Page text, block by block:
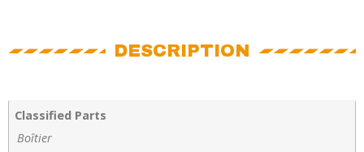
DESCRIPTION
Classified Parts
Boîtier